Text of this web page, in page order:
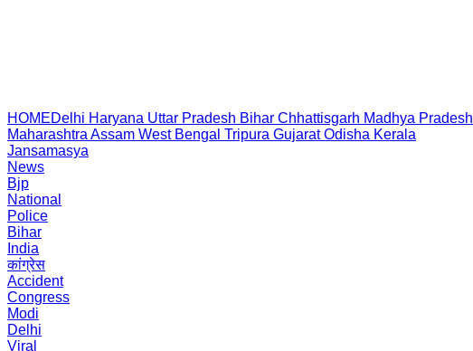
HOMEDelhi Haryana Uttar Pradesh Bihar Chhattisgarh Madhya Pradesh
Maharashtra Assam West Bengal Tripura Gujarat Odisha Kerala
Jansamasya
News
Bjp
National
Police
Bihar
India
कांग्रेस
Accident
Congress
Modi
Delhi
Viral